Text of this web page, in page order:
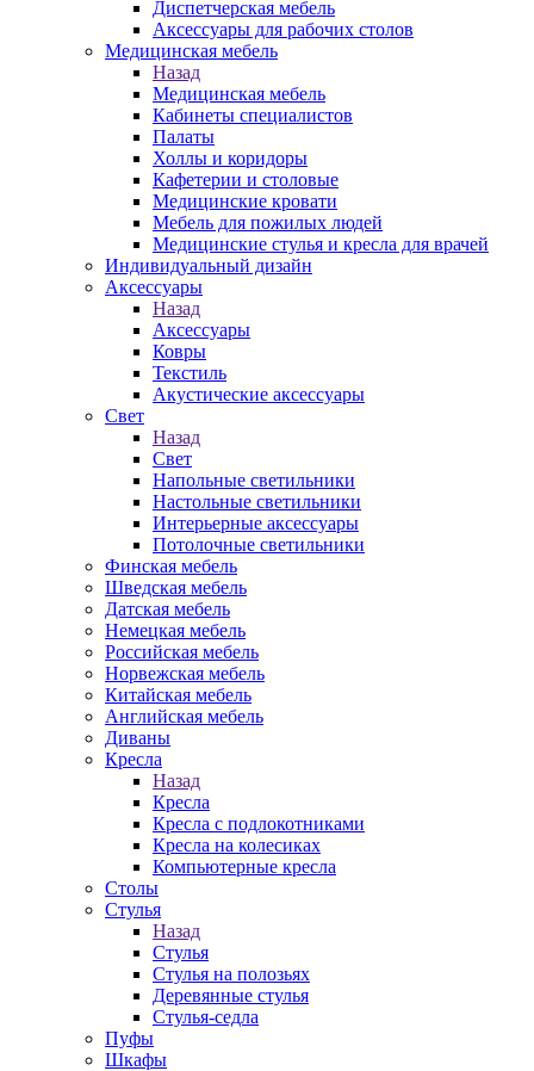
Диспетчерская мебель
Аксессуары для рабочих столов
Медицинская мебель
Назад
Медицинская мебель
Кабинеты специалистов
Палаты
Холлы и коридоры
Кафетерии и столовые
Медицинские кровати
Мебель для пожилых людей
Медицинские стулья и кресла для врачей
Индивидуальный дизайн
Аксессуары
Назад
Аксессуары
Ковры
Текстиль
Акустические аксессуары
Свет
Назад
Свет
Напольные светильники
Настольные светильники
Интерьерные аксессуары
Потолочные светильники
Финская мебель
Шведская мебель
Датская мебель
Немецкая мебель
Российская мебель
Норвежская мебель
Китайская мебель
Английская мебель
Диваны
Кресла
Назад
Кресла
Кресла с подлокотниками
Кресла на колесиках
Компьютерные кресла
Столы
Стулья
Назад
Стулья
Стулья на полозьях
Деревянные стулья
Стулья-седла
Пуфы
Шкафы